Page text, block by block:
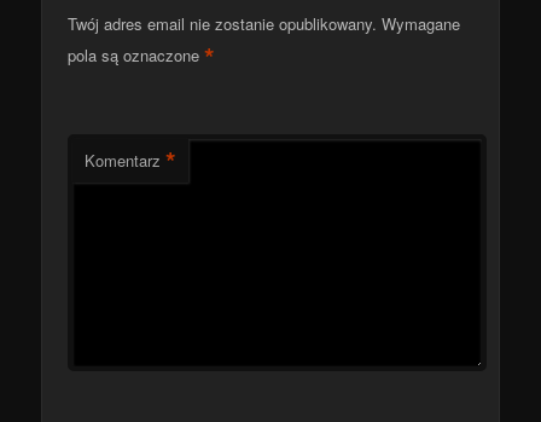
Twój adres email nie zostanie opublikowany. Wymagane
pola są oznaczone*
Komentarz *